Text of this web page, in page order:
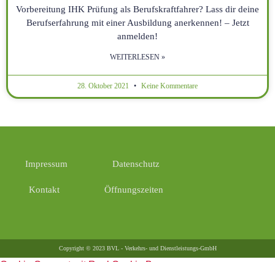
Vorbereitung IHK Prüfung als Berufskraftfahrer? Lass dir deine
Berufserfahrung mit einer Ausbildung anerkennen! – Jetzt
anmelden!
WEITERLESEN »
28. Oktober 2021 Keine Kommentare
Impressum Datenschutz
Kontakt Öffnungszeiten
Copyright © 2023 BVL - Verkehrs- und Dienstleistungs-GmbH